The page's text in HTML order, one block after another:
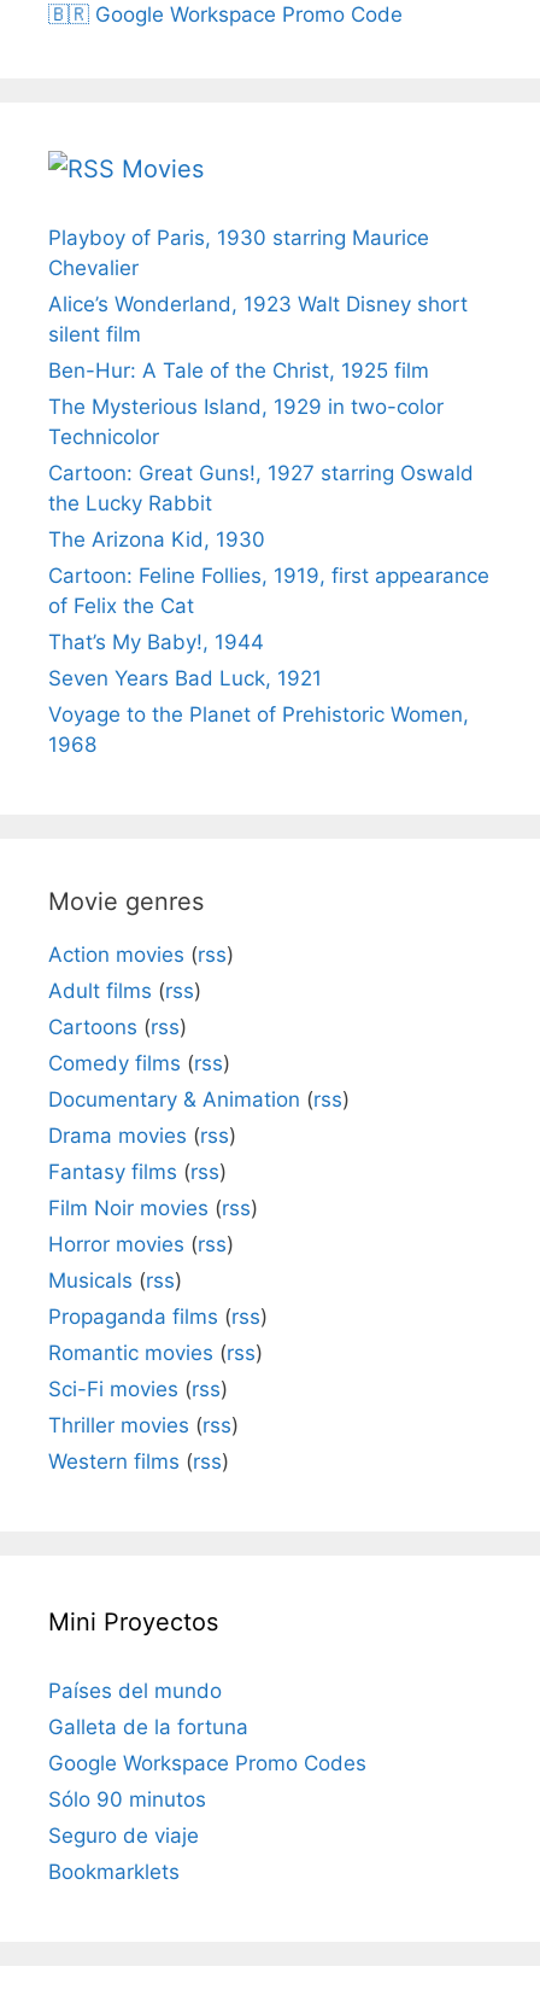
🇧🇷 Google Workspace Promo Code
Movies
Playboy of Paris, 1930 starring Maurice
Chevalier
Alice’s Wonderland, 1923 Walt Disney short
silent film
Ben-Hur: A Tale of the Christ, 1925 film
The Mysterious Island, 1929 in two-color
Technicolor
Cartoon: Great Guns!, 1927 starring Oswald
the Lucky Rabbit
The Arizona Kid, 1930
Cartoon: Feline Follies, 1919, first appearance
of Felix the Cat
That’s My Baby!, 1944
Seven Years Bad Luck, 1921
Voyage to the Planet of Prehistoric Women,
1968
Movie genres
Action movies (rss)
Adult films (rss)
Cartoons (rss)
Comedy films (rss)
Documentary & Animation (rss)
Drama movies (rss)
Fantasy films (rss)
Film Noir movies (rss)
Horror movies (rss)
Musicals (rss)
Propaganda films (rss)
Romantic movies (rss)
Sci-Fi movies (rss)
Thriller movies (rss)
Western films (rss)
Mini Proyectos
Países del mundo
Galleta de la fortuna
Google Workspace Promo Codes
Sólo 90 minutos
Seguro de viaje
Bookmarklets